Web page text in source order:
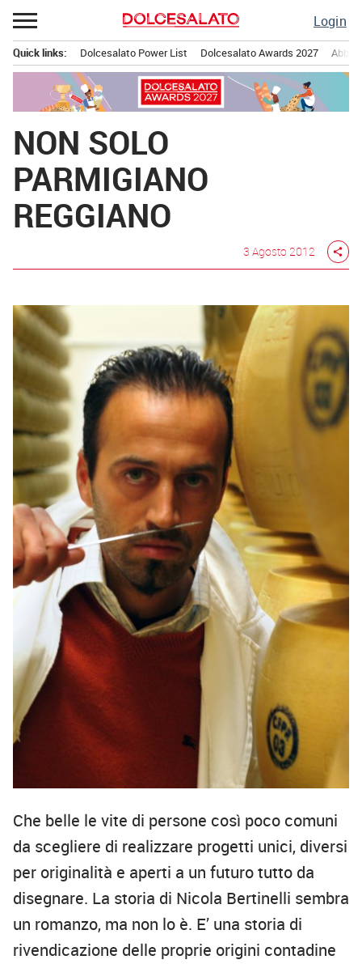
Passa
al
contenuto
Login
principale
Quick links: Dolcesalato Power List Dolcesalato Awards 2027
NON SOLO
PARMIGIANO
REGGIANO
3 Agosto 2012 share
Che belle le vite di persone così poco comuni
da scegliere di realizzare progetti unici, diversi
per originalità e aperti a un futuro tutto da
disegnare. La storia di Nicola Bertinelli sembra
un romanzo, ma non lo è. E’ una storia di
rivendicazione delle proprie origini contadine